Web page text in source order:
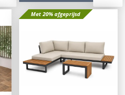
Met 20% afgeprijsd